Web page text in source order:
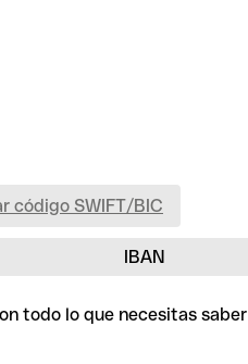
IBAN
código SWIFT/BIC
todo lo que necesitas